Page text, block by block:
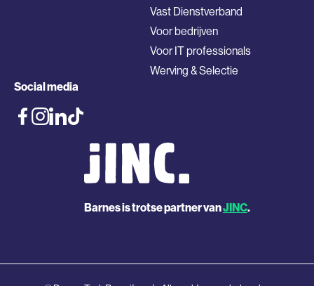
Vast Dienstverband
Voor bedrijven
Voor IT professionals
Werving & Selectie
Social media
Barnes is trotse partner vanJINC.